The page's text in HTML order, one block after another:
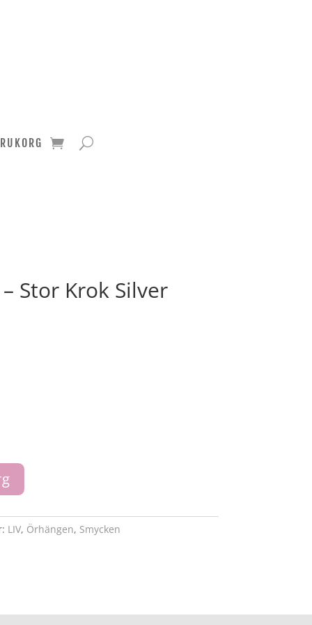
Stor Krok Silver
LIV, Örhängen, Smycken